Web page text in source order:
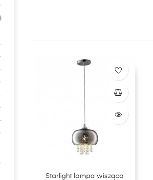
Starlight lampa wisząca